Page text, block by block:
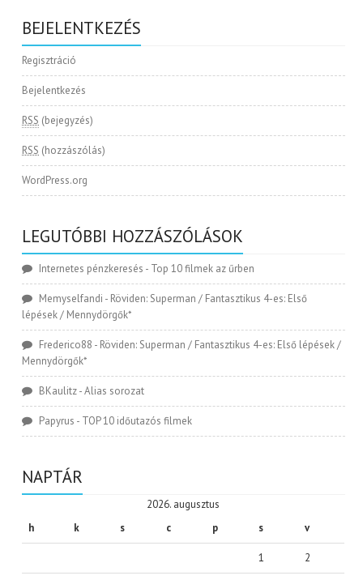
BEJELENTKEZÉS
Regisztráció
Bejelentkezés
RSS (bejegyzés)
RSS (hozzászólás)
WordPress.org
LEGUTÓBBI HOZZÁSZÓLÁSOK
Internetes pénzkeresés - Top 10 filmek az űrben
Memyselfandi - Röviden: Superman / Fantasztikus 4-es: Első
lépések / Mennydörgők*
Frederico88 - Röviden: Superman / Fantasztikus 4-es: Első lépések /
Mennydörgők*
BKaulitz-Alias sorozat
Papyrus - TOP 10 időutazós filmek
NAPTÁR
2026. augusztus
h
k s c p s v
1 2